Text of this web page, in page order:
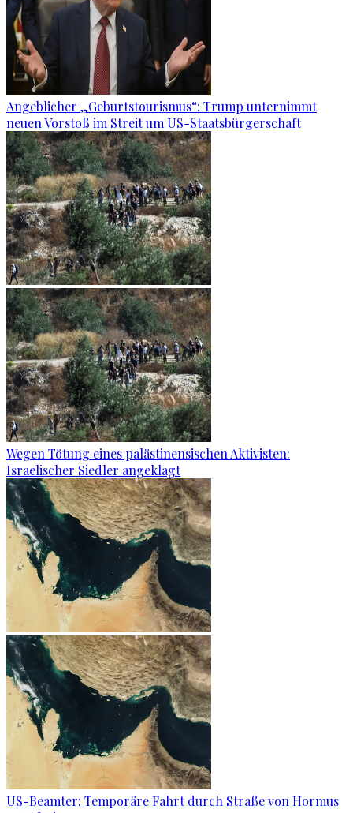
Angeblicher „Geburtstourismus“: Trump unternimmt
neuen Vorstoß im Streit um US-Staatsbürgerschaft
Wegen Tötung eines palästinensischen Aktivisten:
Israelischer Siedler angeklagt
US-Beamter: Temporäre Fahrt durch Straße von Hormus